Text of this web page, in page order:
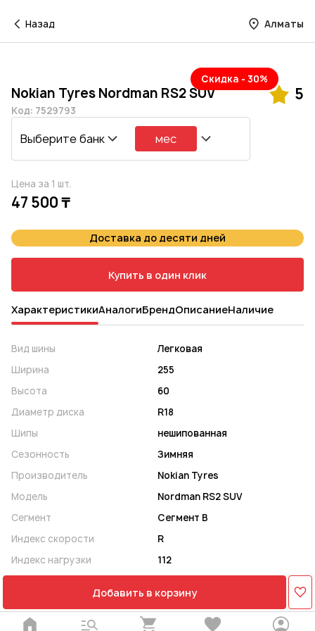
Назад Алматы
Скидка - 30%
Nokian Tyres Nordman RS2 SUV 5
Код: 7529793
Выберите банк мес
Цена за 1 шт.
47 500 ₸
Доставка до десяти дней
Купить в один клик
ХарактеристикиАналогиБрендОписаниеНаличие
Вид шины
Легковая
Ширина
255
Высота
60
Диаметр диска
R18
Шипы
нешипованная
Сезонность
Зимняя
Производитель
Nokian Tyres
Модель
Nordman RS2 SUV
Сегмент
Сегмент B
Индекс скорости
R
Индекс нагрузки
112
Добавить в корзину